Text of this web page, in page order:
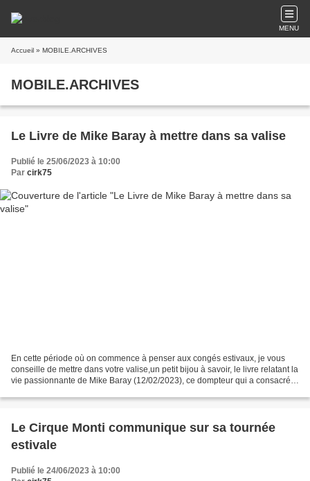
MENU
Accueil » MOBILE.ARCHIVES
MOBILE.ARCHIVES
Le Livre de Mike Baray à mettre dans sa valise
Publié le 25/06/2023 à 10:00
Par cirk75
En cette période où on commence à penser aux congés estivaux, je vous
conseille de mettre dans votre valise,un petit bijou à savoir, le livre relatant la
vie passionnante de Mike Baray (12/02/2023), ce dompteur qui a consacré
Le Cirque Monti communique sur sa tournée
estivale
Publié le 24/06/2023 à 10:00